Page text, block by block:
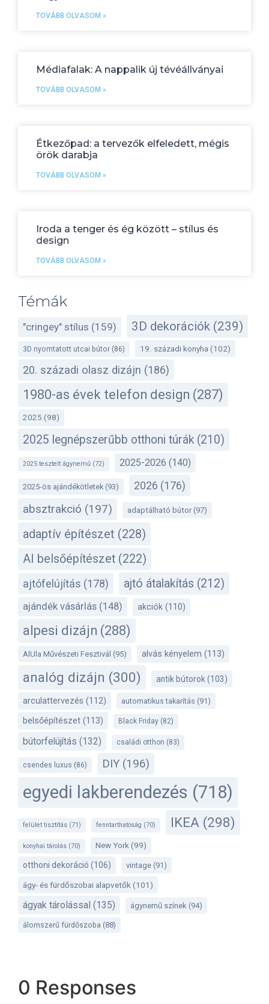
TOVÁBB OLVASOM »
Médiafalak: A nappalik új tévéállványai
TOVÁBB OLVASOM »
Étkezőpad: a tervezők elfeledett, mégis
örök darabja
TOVÁBB OLVASOM »
Iroda a tenger és ég között – stílus és
design
TOVÁBB OLVASOM »
Témák
"cringey" stílus (159) 3D dekorációk (239)
3D nyomtatott utcai bútor (86) 19. századi konyha (102)
20. századi olasz dizájn (186)
1980-as évek telefon design (287)
2025 (98)
2025 legnépszerűbb otthoni túrák (210)
2025 tesztelt ágynemű (72) 2025-2026 (140)
2025-ös ajándékötletek (93) 2026 (176)
absztrakció (197) adaptálható bútor(97)
adaptív építészet (228)
AI belsőépítészet (222)
ajtófelújítás (178) ajtó átalakítás (212)
ajándék vásárlás (148) akciók (110)
alpesi dizájn (288)
AlUla Művészeti Fesztivál (95) alvás kényelem (113)
analóg dizájn (300) antik bútorok (103)
arculattervezés (112) automatikus takarítás (91)
belsőépítészet (113) Black Friday (82)
bútorfelújítás (132) családi otthon (83)
csendes luxus (86) DIY (196)
egyedi lakberendezés (718)
felület tisztítás (71) fenntarthatóság (70) IKEA (298)
konyhai tárolás (70) New York (99)
otthoni dekoráció (106) vintage (91)
ágy- és fürdőszobai alapvetők (101)
ágyak tárolással (135) ágynemű színek (94)
álomszerű fürdőszoba (88)
0 Responses